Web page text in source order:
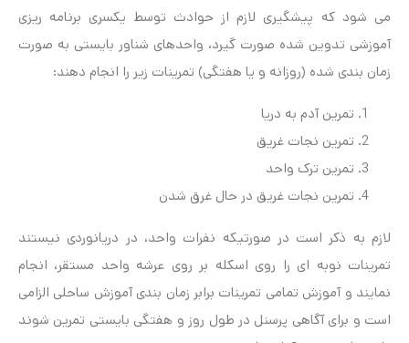
می شود که پیشگیری لازم از حوادث توسط یکسری برنامه ریزی
آموزشی تدوین شده صورت گیرد، واحدهای شناور بایستی به صورت
زمان بندی شده (روزانه و یا هفتگی) تمرینات زیر را انجام دهند:
تمرین آدم به دریا
تمرین نجات غریق
تمرین ترک واحد
تمرین نجات غریق در حال غرق شدن
لازم به ذکر است در صورتیکه نفرات واحد، در دریانوردی نیستند
تمرینات نوبه ای را روی اسکله بر روی عرشه واحد مستقر، انجام
نمایند و آموزش تمامی تمرینات برابر زمان بندی آموزش ساحلی الزامی
است و برای آگاهی پرسنل در طول روز و هفتگی بایستی تمرین شوند